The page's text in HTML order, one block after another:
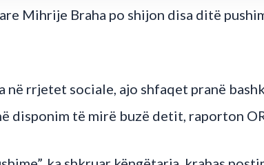
Mihrije Braha po shijon disa ditë
rrjetet sociale, ajo shfaqet pranë
disponim të mirë buzë detit, raporton